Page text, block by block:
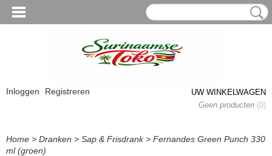
Inloggen Registreren
UW WINKELWAGEN
Geen producten (0)
Home > Dranken > Sap & Frisdrank> Fernandes Green Punch 330
ml (groen)